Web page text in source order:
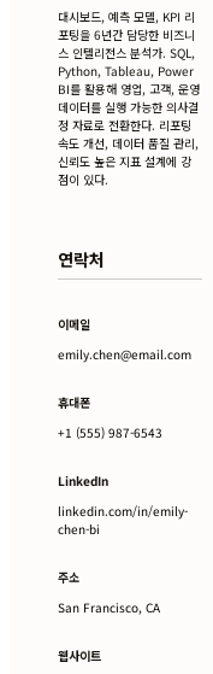
대시보드, 예측 모델, KPI 리
포팅을 6년간 담당한 비즈니
스 인텔리전스 분석가. SQL,
Python, Tableau, Power
BI를 활용해 영업, 고객, 운영
데이터를 실행 가능한 의사결
정 자료로 전환한다. 리포팅
속도 개선, 데이터 품질 관리,
신뢰도 높은 지표 설계에 강
점이 있다.
연락처
이메일
emily.chen@email.com
휴대폰
+1 (555) 987-6543
LinkedIn
linkedin.com/in/emily-
chen-bi
주소
San Francisco, CA
웹사이트